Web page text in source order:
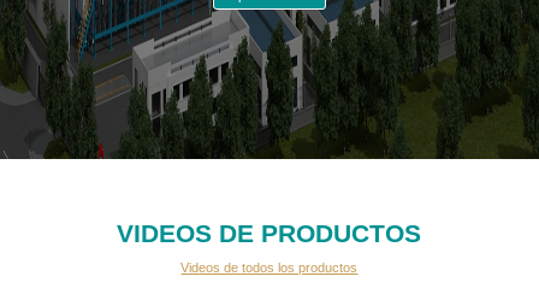
VIDEOS DE PRODUCTOS
Videos de todos los productos